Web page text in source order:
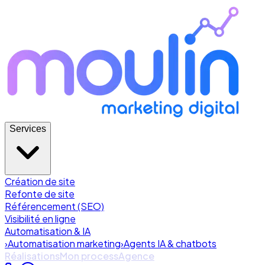
Services
Création de site
Refonte de site
Référencement (SEO)
Visibilité en ligne
Automatisation & IA
›Automatisation marketing›Agents IA & chatbots
RéalisationsMon processAgence